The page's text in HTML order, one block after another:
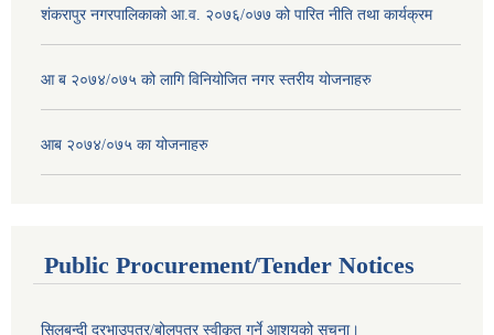
शंकरापुर नगरपालिकाको आ.व. २०७६/०७७ को पारित नीति तथा कार्यक्रम
आ ब २०७४/०७५ को लागि विनियोजित नगर स्तरीय योजनाहरु
आब २०७४/०७५ का योजनाहरु
Public Procurement/Tender Notices
सिलबन्दी दरभाउपत्र/बोलपत्र स्वीकृत गर्ने आशयको सूचना।